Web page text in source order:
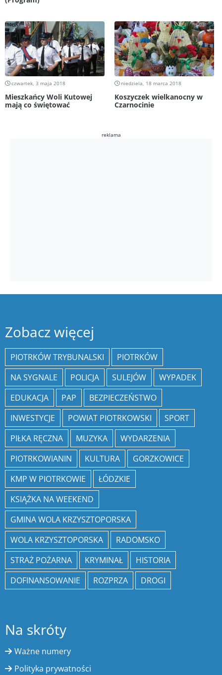
czwartek, 3 maja 2018
Mieszkańcy Woli Kutowej
mają co świętować
niedziela, 18 marca 2018
Koszyczek wielkanocny w
Czarnocinie
reklama
Zobacz więcej
PIOTRKÓW TRYBUNALSKI
PIOTRKÓW
NA SYGNALE
POLICJA SULEJÓW
WYPADEK
EDUKACJA
PAP
BEZPIECZEŃSTWO
INWESTYCJE
POWIAT PIOTRKOWSKI
SPORT
PIŁKA RĘCZNA
MUZYKA
WYDARZENIA
PIOTRKOWIANIN
KULTURA
GORZKOWICE
KMP W PIOTRKOWIE
ŁÓDZKIE
KSIĄŻKA NA WEEKEND
GMINA WOLA KRZYSZTOPORSKA
WOLA KRZYSZTOPORSKA
RADOMSKO
STRAŻ POŻARNA
KRYMINAŁ
HISTORIA
DOFINANSOWANIE
ROZPRZA DROGI
Na skróty
Ważne numery
Polityka prywatności